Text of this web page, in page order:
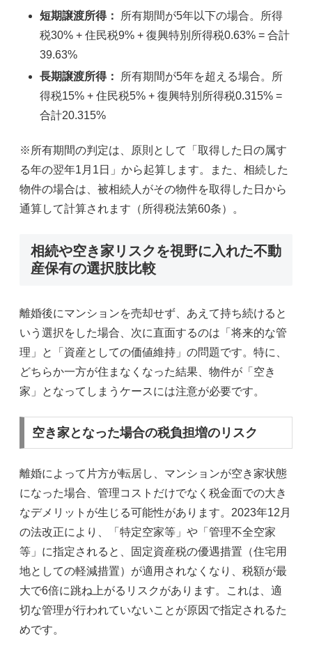
短期譲渡所得：
所有期間が5年以下の場合。所得
税30% + 住民税9% + 復興特別所得税0.63% = 合計
39.63%
長期譲渡所得：
所有期間が5年を超える場合。所
得税15% + 住民税5% + 復興特別所得税0.315% =
合計20.315%
※所有期間の判定は、原則として「取得した日の属す
る年の翌年1月1日」から起算します。また、相続した
物件の場合は、被相続人がその物件を取得した日から
通算して計算されます（所得税法第60条）。
相続や空き家リスクを視野に入れた不動
産保有の選択肢比較
離婚後にマンションを売却せず、あえて持ち続けると
いう選択をした場合、次に直面するのは「将来的な管
理」と「資産としての価値維持」の問題です。特に、
どちらか一方が住まなくなった結果、物件が「空き
家」となってしまうケースには注意が必要です。
空き家となった場合の税負担増のリスク
離婚によって片方が転居し、マンションが空き家状態
になった場合、管理コストだけでなく税金面での大き
なデメリットが生じる可能性があります。2023年12月
の法改正により、「特定空家等」や「管理不全空家
等」に指定されると、固定資産税の優遇措置（住宅用
地としての軽減措置）が適用されなくなり、税額が最
大で6倍に跳ね上がるリスクがあります。これは、適
切な管理が行われていないことが原因で指定されるた
めです。